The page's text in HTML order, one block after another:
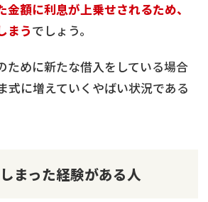
金額に利息が上乗せされるため、
まうでしょう。
ために新たな借入をしている場合
式に増えていくやばい状況である
まった経験がある人